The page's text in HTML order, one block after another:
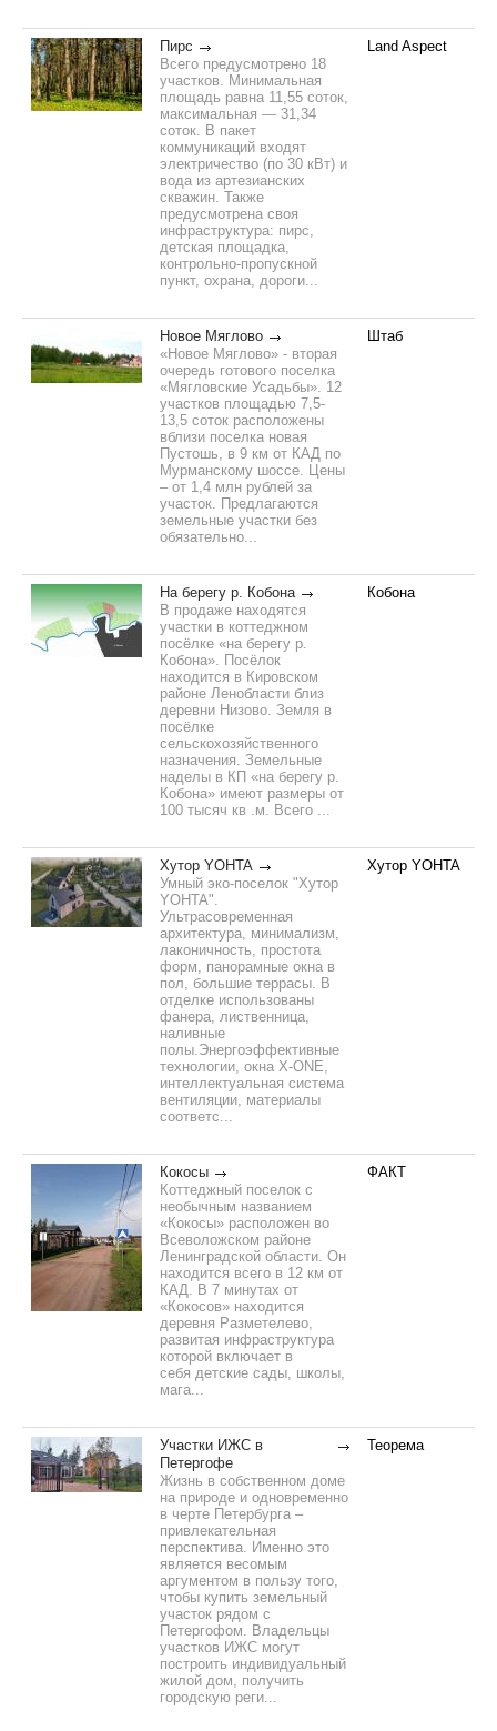
Пирс
Всего предусмотрено 18
участков. Минимальная
площадь равна 11,55 соток,
максимальная — 31,34
соток. В пакет
коммуникаций входят
электричество (по 30 кВт) и
вода из артезианских
скважин. Также
предусмотрена своя
инфраструктура: пирс,
детская площадка,
контрольно-пропускной
пункт, охрана, дороги...
Land Aspect
Новое Мяглово
«Новое Мяглово» - вторая
очередь готового поселка
«Мягловские Усадьбы». 12
участков площадью 7,5-
13,5 соток расположены
вблизи поселка новая
Пустошь, в 9 км от КАД по
Мурманскому шоссе. Цены
– от 1,4 млн рублей за
участок. Предлагаются
земельные участки без
обязательно...
Штаб
На берегу р. Кобона
В продаже находятся
участки в коттеджном
посёлке «на берегу р.
Кобона». Посёлок
находится в Кировском
районе Ленобласти близ
деревни Низово. Земля в
посёлке
сельскохозяйственного
назначения. Земельные
наделы в КП «на берегу р.
Кобона» имеют размеры от
100 тысяч кв .м. Всего ...
Кобона
Хутор YOHTA
Умный эко-поселок "Хутор
YOHTA".
Ультрасовременная
архитектура, минимализм,
лаконичность, простота
форм, панорамные окна в
пол, большие террасы. В
отделке использованы
фанера, лиственница,
наливные
полы.Энергоэффективные
технологии, окна X-ONE,
интеллектуальная система
вентиляции, материалы
соответс...
Хутор YOHTA
Кокосы
Коттеджный поселок с
необычным названием
«Кокосы» расположен во
Всеволожском районе
Ленинградской области. Он
находится всего в 12 км от
КАД. В 7 минутах от
«Кокосов» находится
деревня Разметелево,
развитая инфраструктура
которой включает в
себя детские сады, школы,
мага...
ФАКТ
Участки ИЖС в
Петергофе
Жизнь в собственном доме
на природе и одновременно
в черте Петербурга –
привлекательная
перспектива. Именно это
является весомым
аргументом в пользу того,
чтобы купить земельный
участок рядом с
Петергофом. Владельцы
участков ИЖС могут
построить индивидуальный
жилой дом, получить
городскую реги...
Теорема